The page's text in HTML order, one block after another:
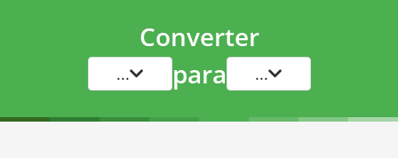
Converter
... para ...